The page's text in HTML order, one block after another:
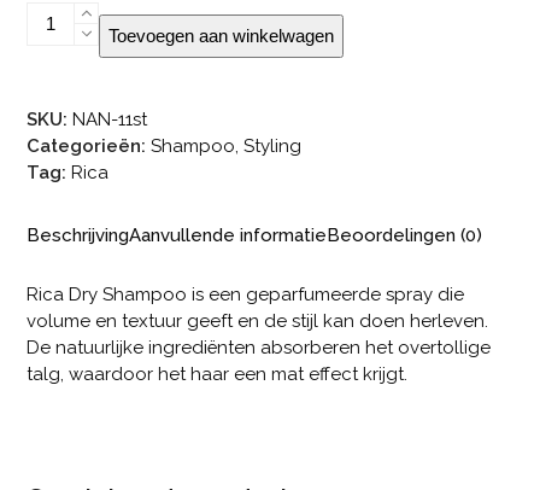
Rica
Toevoegen aan winkelwagen
SKU: NAN-11st
Categorieën: Shampoo ,Styling
Tag: Rica
BeschrijvingAanvullende informatieBeoordelingen (0)
Rica Dry Shampoo is een geparfumeerde spray die
volume en textuur geeft en de stijl kan doen herleven.
De natuurlijke ingrediënten absorberen het overtollige
talg, waardoor het haar een mat effect krijgt.